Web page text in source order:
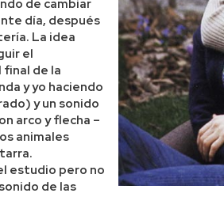
de cambiar
día, después
La idea
el
final de la
y yo haciendo
y un sonido
arco y flecha –
animales
estudio pero no
de las